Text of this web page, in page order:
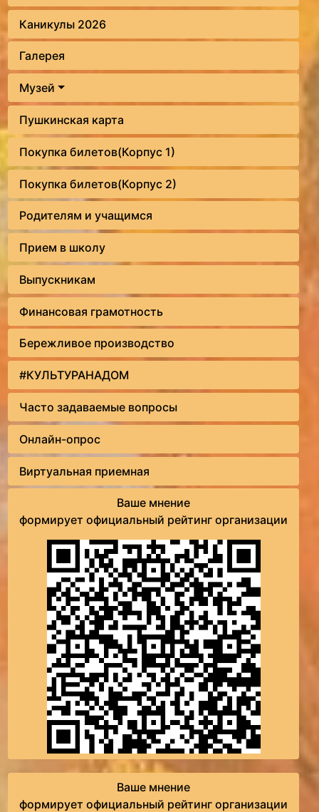
Каникулы 2026
Галерея
Музей
Пушкинская карта
Покупка билетов(Корпус 1)
Покупка билетов(Корпус 2)
Родителям и учащимся
Прием в школу
Выпускникам
Финансовая грамотность
Бережливое производство
#КУЛЬТУРАНАДОМ
Часто задаваемые вопросы
Онлайн-опрос
Виртуальная приемная
Ваше мнение
формирует официальный рейтинг организации
Ваше мнение
формирует официальный рейтинг организации